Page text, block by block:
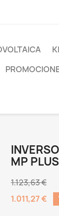
MP
1.123,63 €
1.011,27 €